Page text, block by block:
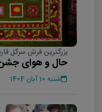
بزرگترین فرش سرگل
حال و هوای
شنبه 10 آبان 1404